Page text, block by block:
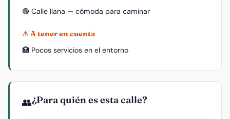
🟢 Calle llana — cómoda para caminar
⚠ A tener en cuenta
🏥 Pocos servicios en el entorno
👥¿Para quién es esta calle?